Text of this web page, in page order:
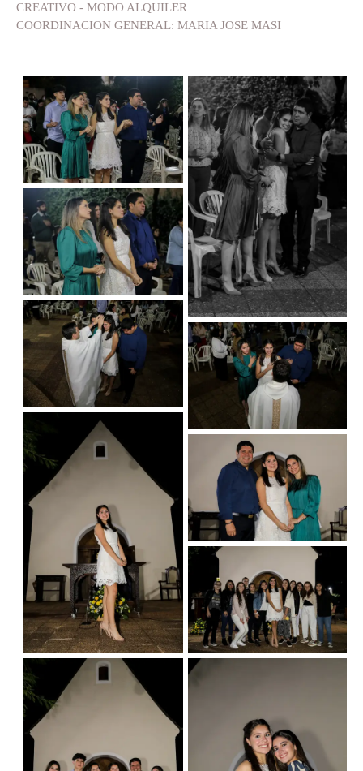
CREATIVO - MODO ALQUILER
COORDINACION GENERAL: MARIA JOSE MASI